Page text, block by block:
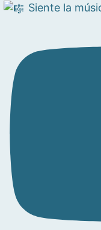
Siente la